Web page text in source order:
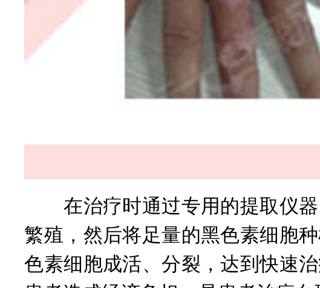
在治疗时通过专用的提取仪器
繁殖，然后将足量的黑色素细胞
色素细胞成活、分裂，达到快速